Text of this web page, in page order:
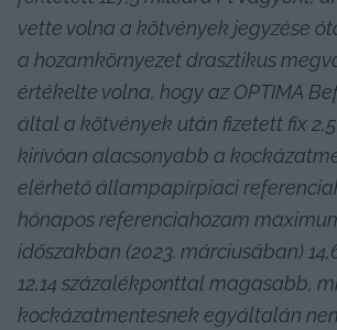
vette volna a kötvények jegyzése
a hozamkörnyezet drasztikus
értékelte volna, hogy az OPTIMA
által a kötvények után fizetett fix
kirívóan alacsonyabb a
elérhető állampapírpiaci
hónapos referenciahozam
időszakban (2023. márciusában)
12,14 százalékponttal magasabb,
kockázatmentesnek egyáltalán